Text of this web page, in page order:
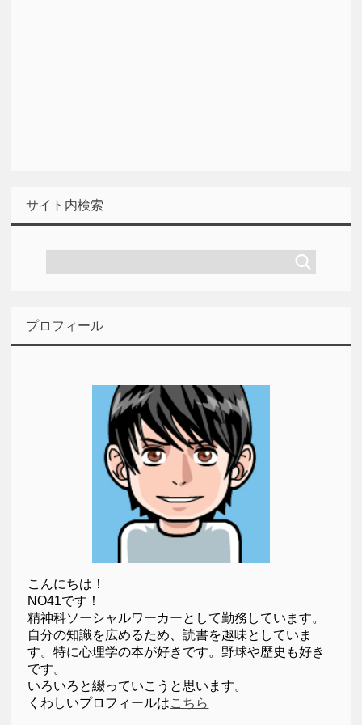
サイト内検索
プロフィール
こんにちは！
NO41です！
精神科ソーシャルワーカーとして勤務しています。
自分の知識を広めるため、読書を趣味としていま
す。特に心理学の本が好きです。野球や歴史も好き
です。
いろいろと綴っていこうと思います。
くわしいプロフィールはこちら